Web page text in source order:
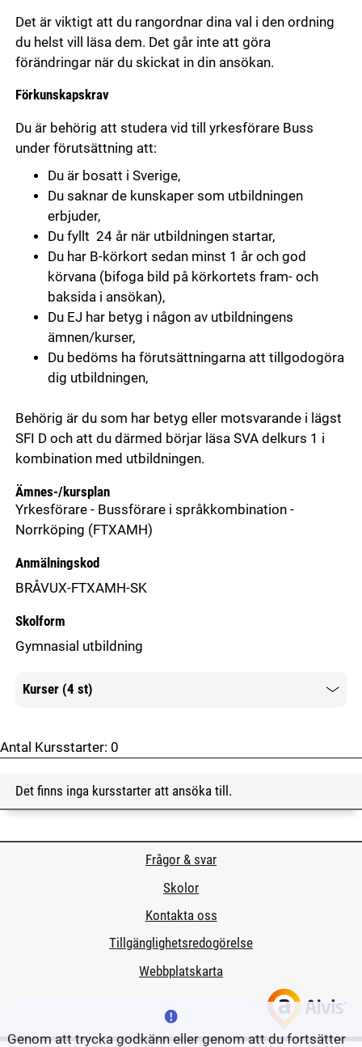
Det är viktigt att du rangordnar dina val i den ordning
du helst vill läsa dem. Det går inte att göra
förändringar när du skickat in din ansökan.
Förkunskapskrav
Du är behörig att studera vid till yrkesförare Buss
under förutsättning att:
Du är bosatt i Sverige,
Du saknar de kunskaper som utbildningen
erbjuder,
Du fyllt 24 år när utbildningen startar,
Du har B-körkort sedan minst 1 år och god
körvana (bifoga bild på körkortets fram- och
baksida i ansökan),
Du EJ har betyg i någon av utbildningens
ämnen/kurser,
Du bedöms ha förutsättningarna att tillgodogöra
dig utbildningen,
Behörig är du som har betyg eller motsvarande i lägst
SFI D och att du därmed börjar läsa SVA delkurs 1 i
kombination med utbildningen.
Ämnes-/kursplan
Yrkesförare - Bussförare i språkkombination -
Norrköping (FTXAMH)
Anmälningskod
BRÅVUX-FTXAMH-SK
Skolform
Gymnasial utbildning
Kurser (4 st)
Mer information
Antal Kursstarter: 0
Det finns inga kursstarter att ansöka till.
Frågor & svar
Skolor
Kontakta oss
Tillgänglighetsredogörelse
Webbplatskarta
Genom att trycka godkänn eller genom att du fortsätter